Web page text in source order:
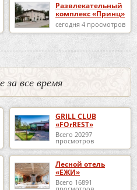
Развлекательный
комплекс «Принц»
сегодня 4 просмотров
за все время
GRILL CLUB
«FOrREST»
Всего 20297
просмотров
Лесной отель
«ЕЖИ»
Всего 16891